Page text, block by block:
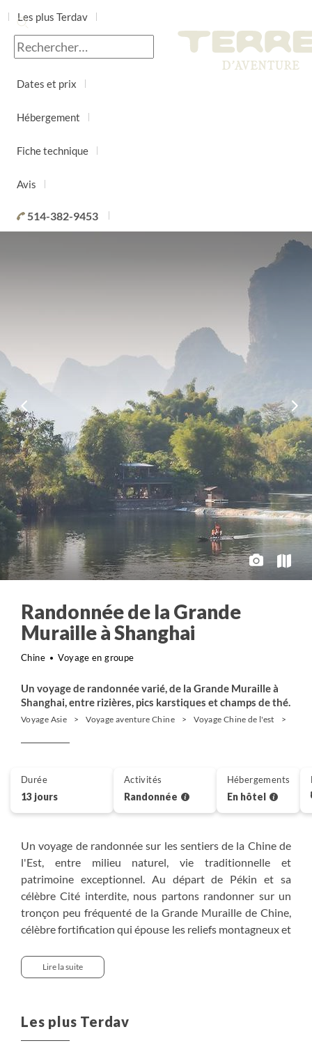
Les plus Terdav
Jour par jour
Dates et prix
Hébergement
Fiche technique
Avis
514-382-9453
Randonnée de la Grande
Muraille à Shanghai
Chine Voyage en groupe
Un voyage de randonnée varié, de la Grande Muraille à
Shanghai, entre rizières, pics karstiques et champs de thé.
Voyage Asie Voyage aventure Chine Voyage Chine de l'est
Un voyage de randonnée sur les sentiers de la Chine de
l'Est, entre milieu naturel, vie traditionnelle et
patrimoine exceptionnel. Au départ de Pékin et sa
célèbre Cité interdite, nous partons randonner sur un
tronçon peu fréquenté de la Grande Muraille de Chine,
célèbre fortification qui épouse les reliefs montagneux et
paysage surprenant. Nous découvrons ensuite Xian,
ancienne capitale de la Chine et extrémité orientale de la
Plus au sud, plongée dans les campagnes dans la région
de Guilin. Nous randonnons au milieu des villages et
Lire la suite
Les plus Terdav
Durée
13 jours
Activités
Randonnée
Hébergements
En hôtel